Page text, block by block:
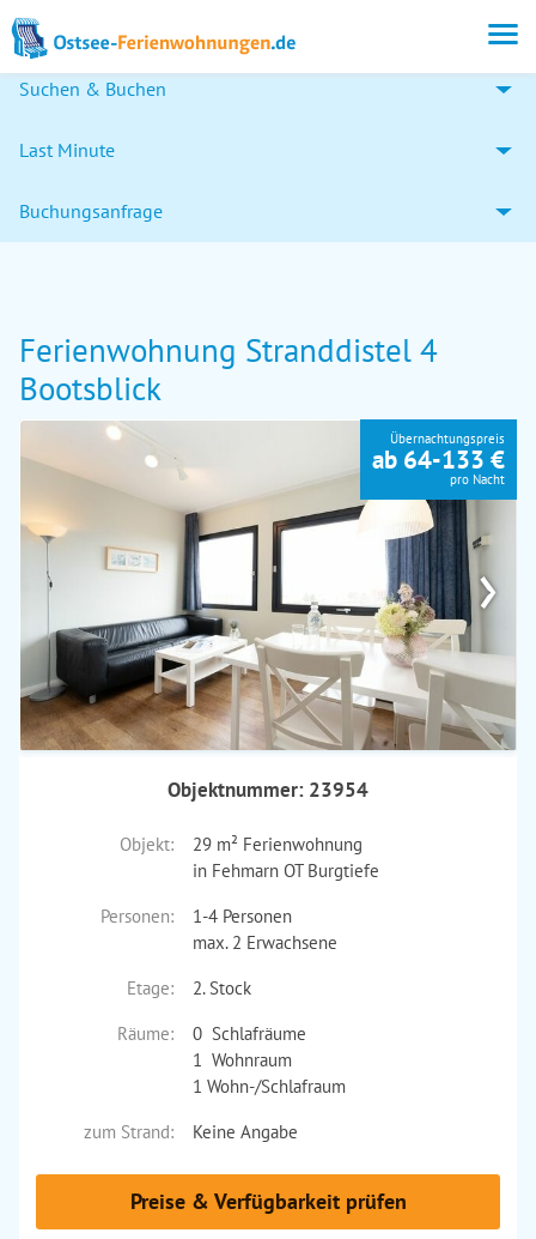
Suchen & Buchen
Last Minute
Buchungsanfrage
Ferienwohnung Stranddistel 4
Bootsblick
›
Übernachtungspreis
ab 64-133 €
pro Nacht
Objektnummer: 23954
Objekt:
29 m² Ferienwohnung
in Fehmarn OT Burgtiefe
Personen:
1-4 Personen
max. 2 Erwachsene
Etage:
2. Stock
Räume:
0 Schlafräume
1 Wohnraum
1 Wohn-/Schlafraum
zum Strand:
Keine Angabe
Preise & Verfügbarkeit prüfen